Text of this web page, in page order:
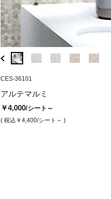
CES-36101
アルテマルミ
￥4,000/シート～
( 税込￥4,400/シート～ )
CES-3315-A
ルーチェモザイク ネロクラ
(15mm角)
￥3,500/シート